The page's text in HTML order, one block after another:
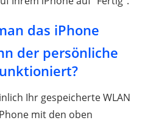
das iPhone
der persönliche
Ihr gespeicherte WLAN
mit den oben